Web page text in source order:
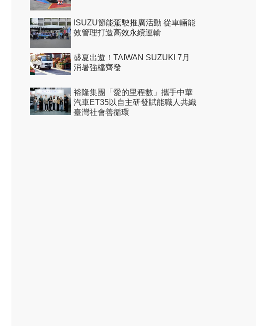
ISUZU節能駕駛推廣活動 從車輛能
效管理打造高效永續運輸
盛夏出遊！TAIWAN SUZUKI 7月
消暑強檔齊發
裕隆集團「愛的里程數」攜手中華
汽車ET35以自主研發賦能職人共織
臺灣社會善循環